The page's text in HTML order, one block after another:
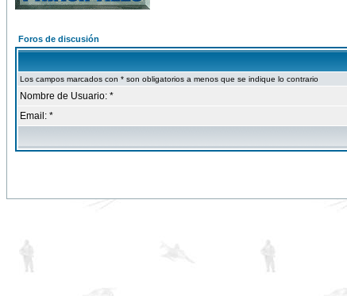
Foros de discusión
Los campos marcados con * son obligatorios a menos que se indique lo contrario
Nombre de Usuario: *
Email: *